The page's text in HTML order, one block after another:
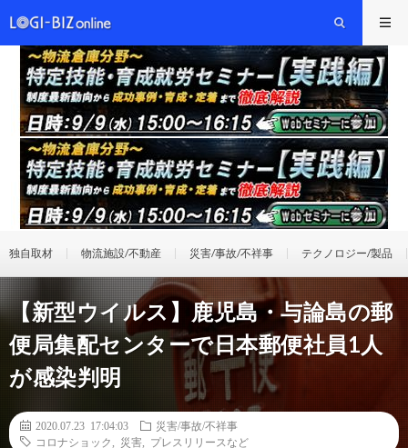
独自取材 物流施設/不動産 災害/事故/不祥事 テクノロジー/製品
【新型ウイルス】鹿児島・与論島の郵
便局集配センターで日本郵便社員1人
が感染判明
2020.07.23 17:04:03
災害/事故/不祥事
コロナショック
災害 プレスリリースなど